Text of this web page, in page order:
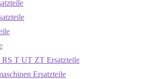
T UT ZT Ersatzteile
Ersatzteile